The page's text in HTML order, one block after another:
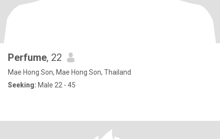
Perfume, 22
Mae Hong Son, Mae Hong Son, Thailand
Seeking: Male 22 - 45